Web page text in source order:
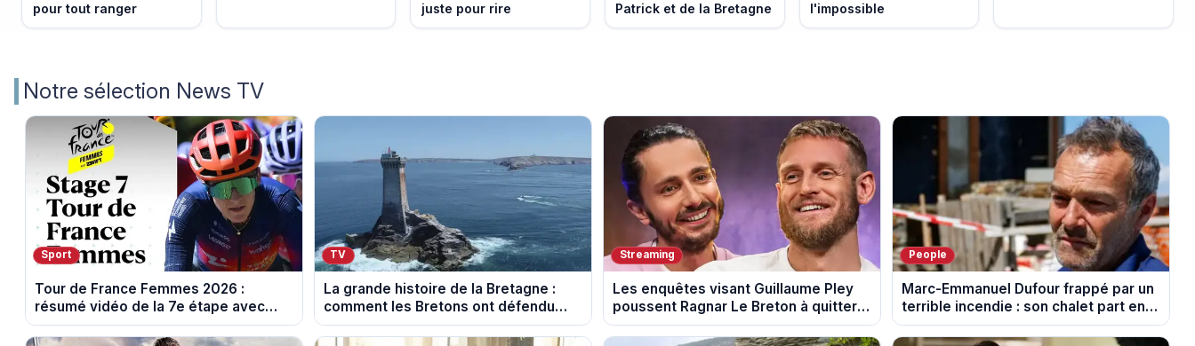
pour tout ranger
juste pour rire
Patrick et de la Bretagne
l'impossible
Notre sélection News TV
Sport
Tour de France Femmes 2026 :
résumé vidéo de la 7e étape avec
l'ascension du Mont Ventoux
TV
La grande histoire de la Bretagne :
comment les Bretons ont défendu
leur culture au fil des décennies
Streaming
Les enquêtes visant Guillaume Pley
poussent Ragnar Le Breton à quitter
la tournée Legend
People
Marc-Emmanuel Dufour frappé par un
terrible incendie : son chalet part en
fumée